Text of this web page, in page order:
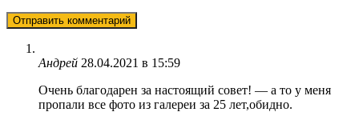
Андрей 28.04.2021 в 15:59
Очень благодарен за настоящий совет! — а то у меня
пропали все фото из галереи за 25 лет,обидно.